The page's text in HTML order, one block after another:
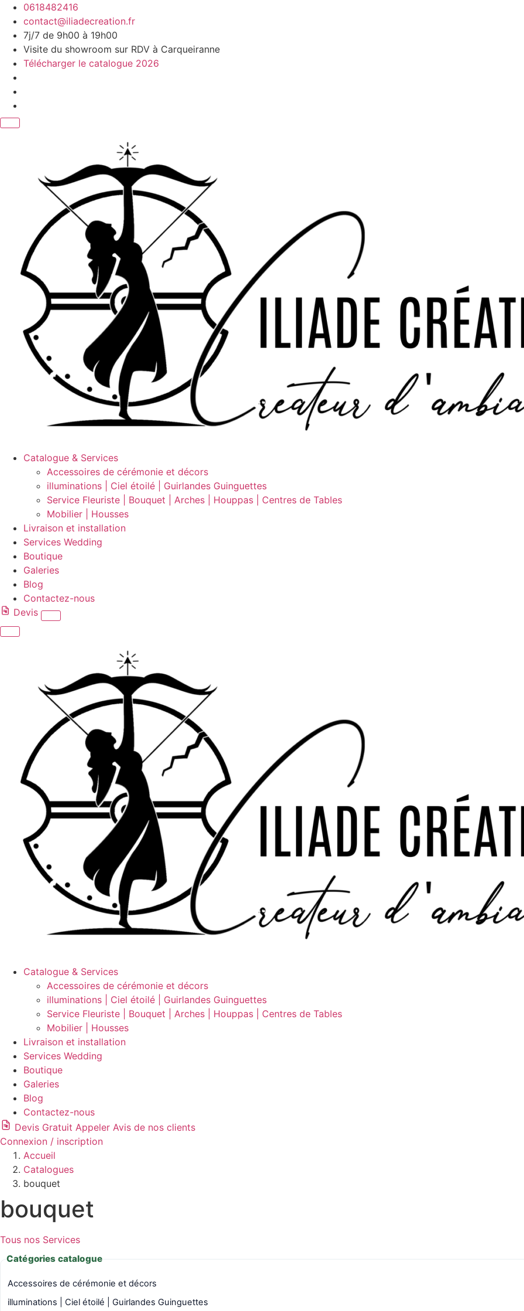
Aller
contenu
0618482416
contact@iliadecreation.fr
7j/7 de 9h00 à 19h00
Visite du showroom sur RDV à Carqueiranne
Télécharger le catalogue 2026
Catalogue & Services
Accessoires de cérémonie et décors
illuminations | Ciel étoilé | Guirlandes Guinguettes
Service Fleuriste | Bouquet | Arches | Houppas | Centres de Tables
Mobilier | Housses
Livraison et installation
Services Wedding
Boutique
Galeries
Blog
Contactez-nous
Devis
Catalogue & Services
Accessoires de cérémonie et décors
illuminations | Ciel étoilé | Guirlandes Guinguettes
Service Fleuriste | Bouquet | Arches | Houppas | Centres de Tables
Mobilier | Housses
Livraison et installation
Services Wedding
Boutique
Galeries
Blog
Contactez-nous
Devis Gratuit Appeler Avis de nos clients
Connexion / inscription
Accueil
Catalogues
bouquet
bouquet
Tous nos Services
Catégories catalogue
Accessoires de cérémonie et décors
illuminations | Ciel étoilé | Guirlandes Guinguettes